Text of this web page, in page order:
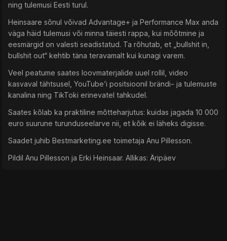
ning tulemusi Eesti turul.
Heinsaare sõnul võivad Advantage+ ja Performance Max anda
väga häid tulemusi või minna täiesti rappa, kui mõõtmine ja
eesmärgid on valesti seadistatud. Ta rõhutab, et „bullshit in,
bullshit out“ kehtib täna teravamalt kui kunagi varem.
Veel peatume saates loovmaterjalide uuel rollil, video
kasvaval tähtsusel, YouTube’i positsioonil brändi- ja tulemuste
kanalina ning TikToki erinevatel tahkudel.
Saates kõlab ka praktiline mõtteharjutus: kuidas jagada 10 000
euro suurune turunduseelarve nii, et kõik ei läheks digisse.
Saadet juhib Bestmarketing.ee toimetaja Anu Pillesson.
Pildil Anu Pillesson ja Erki Heinsaar. Allikas: Äripäev